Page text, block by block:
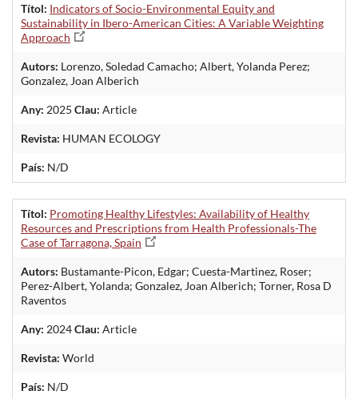
Títol: Indicators of Socio-Environmental Equity and
Sustainability in Ibero-American Cities: A Variable Weighting
Approach
Autors: Lorenzo, Soledad Camacho; Albert, Yolanda Perez;
Gonzalez, Joan Alberich
Any: 2025 Clau: Article
Revista: HUMAN ECOLOGY
País: N/D
Títol: Promoting Healthy Lifestyles: Availability of Healthy
Resources and Prescriptions from Health Professionals-The
Case of Tarragona, Spain
Autors: Bustamante-Picon, Edgar; Cuesta-Martinez, Roser;
Perez-Albert, Yolanda; Gonzalez, Joan Alberich; Torner, Rosa D
Raventos
Any: 2024Clau: Article
Revista: World
País: N/D